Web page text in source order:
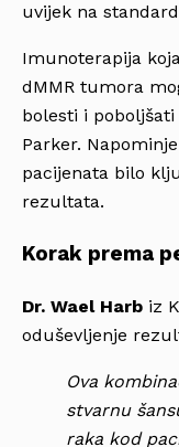
uvijek na
Imunoterapija
dMMR tumora
bolesti i
Parker.
pacijenata bilo
rezultata.
Korak prema
Dr. Wael Harb iz
oduševljenje
Ova
stvarnu
raka kod